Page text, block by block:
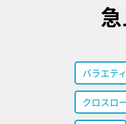
バラエティ
クロスロ